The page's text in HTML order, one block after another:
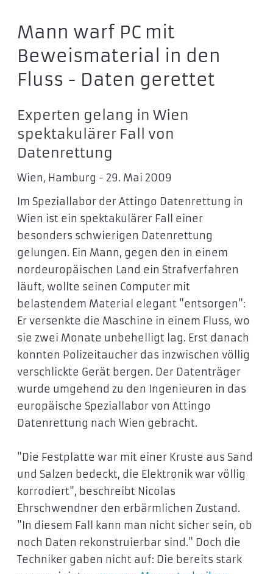
Mann warf PC mit
Beweismaterial in den
Fluss - Daten gerettet
Experten gelang in Wien
spektakulärer Fall von
Datenrettung
Wien, Hamburg - 29. Mai 2009
Im Speziallabor der Attingo Datenrettung in
Wien ist ein spektakulärer Fall einer
besonders schwierigen Datenrettung
gelungen. Ein Mann, gegen den in einem
nordeuropäischen Land ein Strafverfahren
läuft, wollte seinen Computer mit
belastendem Material elegant "entsorgen":
Er versenkte die Maschine in einem Fluss, wo
sie zwei Monate unbehelligt lag. Erst danach
konnten Polizeitaucher das inzwischen völlig
verschlickte Gerät bergen. Der Datenträger
wurde umgehend zu den Ingenieuren in das
europäische Speziallabor von Attingo
Datenrettung nach Wien gebracht.
"Die Festplatte war mit einer Kruste aus Sand
und Salzen bedeckt, die Elektronik war völlig
korrodiert", beschreibt Nicolas
Ehrschwendner den erbärmlichen Zustand.
"In diesem Fall kann man nicht sicher sein, ob
noch Daten rekonstruierbar sind." Doch die
Techniker gaben nicht auf: Die bereits stark